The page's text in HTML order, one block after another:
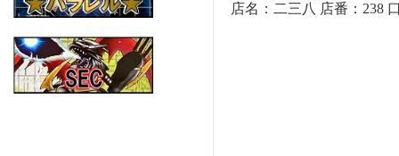
店名：二三八 店番：238